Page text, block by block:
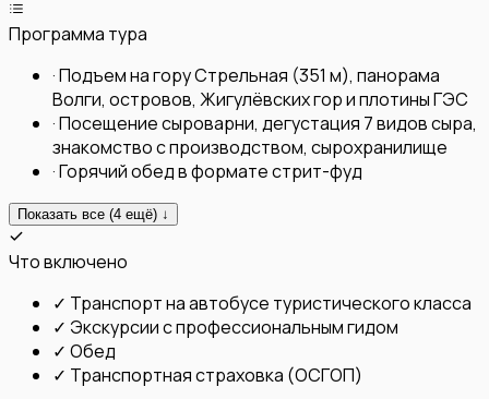
Программа тура
·Подъем на гору Стрельная (351 м), панорама
Волги, островов, Жигулёвских гор и плотины ГЭС
·Посещение сыроварни, дегустация 7 видов сыра,
знакомство с производством, сырохранилище
·Горячий обед в формате стрит-фуд
Показать все (4 ещё) ↓
Что включено
✓ Транспорт на автобусе туристического класса
✓ Экскурсии с профессиональным гидом
✓ Обед
✓ Транспортная страховка (ОСГОП)